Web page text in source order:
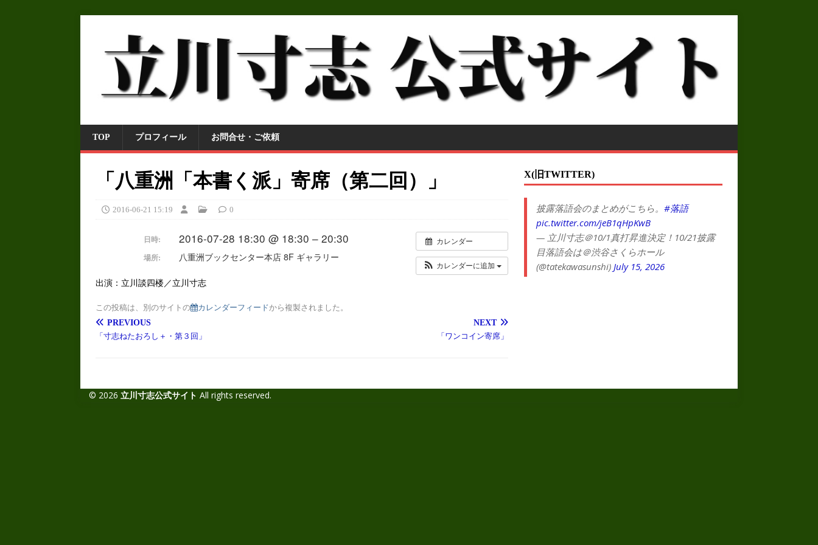
TOP プロフィール お問合せ・ご依頼
「八重洲「本書く派」寄席（第二回）」
2016-06-21 15:19 0
カレンダー
カレンダーに追加
日時: 2016-07-28 18:30 @ 18:30 – 20:30
場所: 八重洲ブックセンター本店 8F ギャラリー
出演：立川談四楼／立川寸志
この投稿は、別のサイトの カレンダーフィードから複製されました。
PREVIOUS
「寸志ねたおろし＋・第３回」
NEXT
「ワンコイン寄席」
X(旧TWITTER)
披露落語会のまとめがこちら。 #落語
pic.twitter.com/jeB1qHpKwB
— 立川寸志＠10/1真打昇進決定！10/21披露
目落語会は＠渋谷さくらホール
(@tatekawasunshi) July 15, 2026
© 2026 立川寸志公式サイト All rights reserved.